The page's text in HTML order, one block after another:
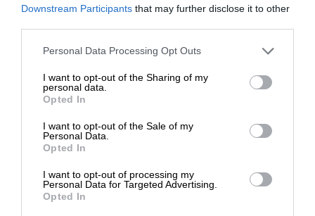
Downstream Participants that may further disclose it to other
Personal Data Processing Opt Outs
I want to opt-out of the Sharing of my
personal data.
Opted In
I want to opt-out of the Sale of my
Personal Data.
Opted In
I want to opt-out of processing my
Personal Data for Targeted Advertising.
Opted In
Materiał z recyklingu ma znaczenie
Tworzywa sztuczne pochodzące z recyklingu we wkładach